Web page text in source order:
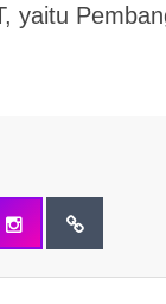
yaitu